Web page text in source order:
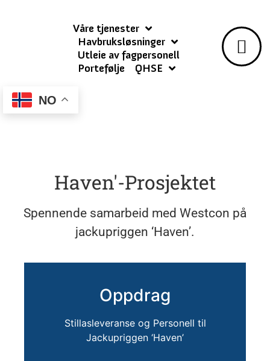
Våre tjenester
Havbruksløsninger
Utleie av fagpersonell
Portefølje
QHSE
NO
Haven'-Prosjektet
Spennende samarbeid med Westcon på
jackupriggen ‘Haven’.
Oppdrag
Stillasleveranse og Personell til
Jackupriggen ‘Haven’